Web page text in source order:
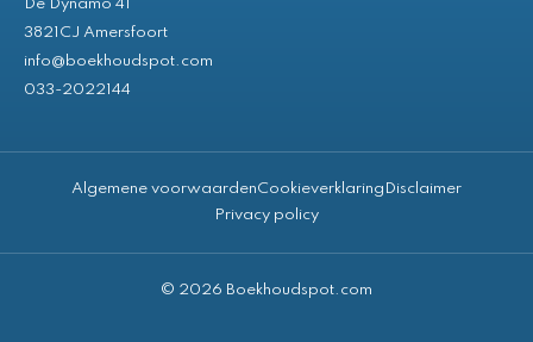
De Dynamo 41
3821CJ Amersfoort
info@boekhoudspot.com
033-2022144
Algemene voorwaardenCookieverklaring Disclaimer
Privacy policy
© 2026 Boekhoudspot.com